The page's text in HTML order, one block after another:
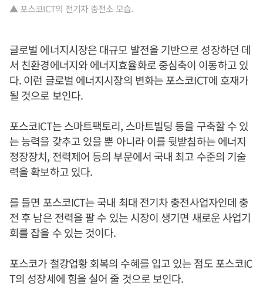
▲ 포스코ICT의 전기차 충전소 모습.
글로벌 에너지시장은 대규모 발전을 기반으로 성장하던 데
서 친환경에너지와 에너지효율화로 중심축이 이동하고 있
다. 이런 글로벌 에너지시장의 변화는 포스코ICT에 호재가
될 것으로 보인다.
포스코ICT는 스마트팩토리, 스마트빌딩 등을 구축할 수 있
는 능력을 갖추고 있을 뿐 아니라 이를 뒷받침하는 에너지
정장장치, 전력제어 등의 부문에서 국내 최고 수준의 기술
력을 확보하고 있다.
를 들면 포스코ICT는 국내 최대 전기차 충전사업자인데 충
전 후 남은 전력을 팔 수 있는 시장이 생기면 새로운 사업기
회를 잡을 수 있는 것이다.
포스코가 철강업황 회복의 수혜를 입고 있는 점도 포스코IC
T의 성장세에 힘을 실어 줄 것으로 보인다.